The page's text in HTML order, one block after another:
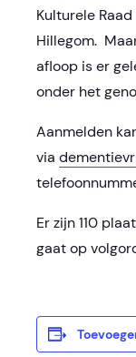
Kulturele
Hillegom.
afloop is er
onder het
Aanmelden
via
Er zijn 110
gaat op